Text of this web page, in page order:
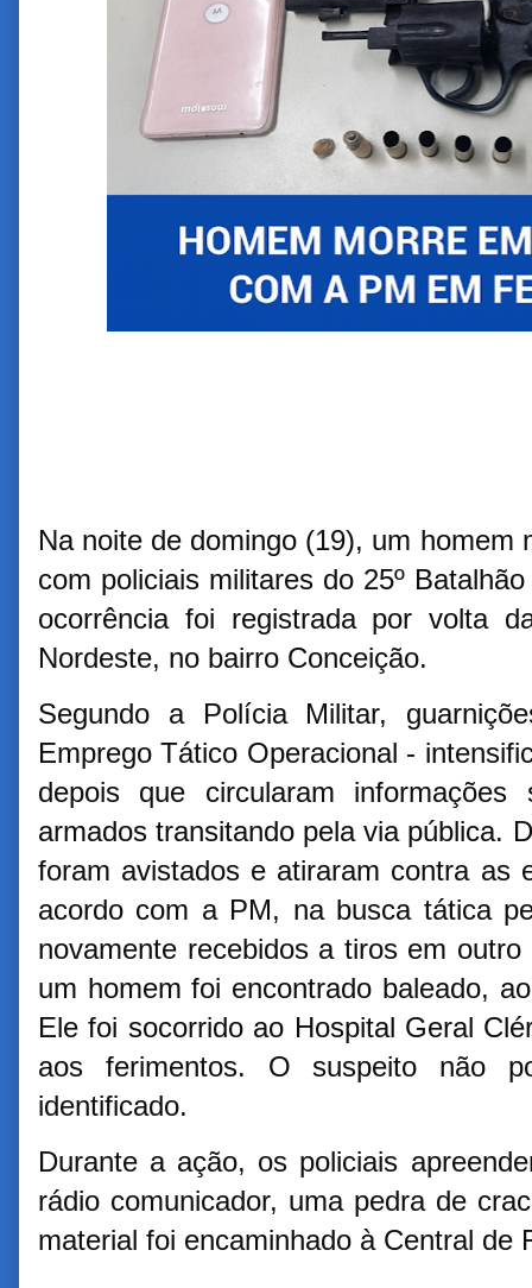
Na noite de domingo (19), um homem
com policiais militares do 25º
ocorrência foi registrada por volta
Nordeste, no bairro Conceição.
Segundo a Polícia Militar,
Emprego Tático Operacional -
depois que circularam
armados transitando pela via pública.
foram avistados e atiraram contra as
acordo com a PM, na busca tática
novamente recebidos a tiros em
um homem foi encontrado baleado,
Ele foi socorrido ao Hospital Geral
aos ferimentos. O suspeito não
identificado.
Durante a ação, os policiais
rádio comunicador, uma pedra de
material foi encaminhado à Central de